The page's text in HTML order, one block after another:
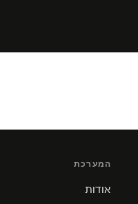
המערכת
אודות